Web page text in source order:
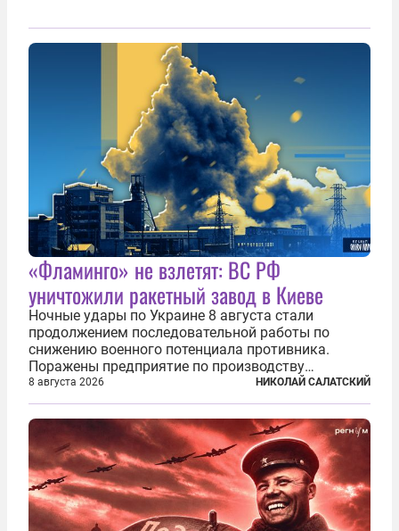
«Фламинго» не взлетят: ВС РФ
уничтожили ракетный завод в Киеве
Ночные удары по Украине 8 августа стали
продолжением последовательной работы по
снижению военного потенциала противника.
Поражены предприятие по производству
крылатых ракет, крупный склад топлива и два
сухогруза с военными грузами. Дополнительно
нанесены удары по объектам в ряде городов. В
Киеве...
8 августа 2026 НИКОЛАЙ САЛАТСКИЙ